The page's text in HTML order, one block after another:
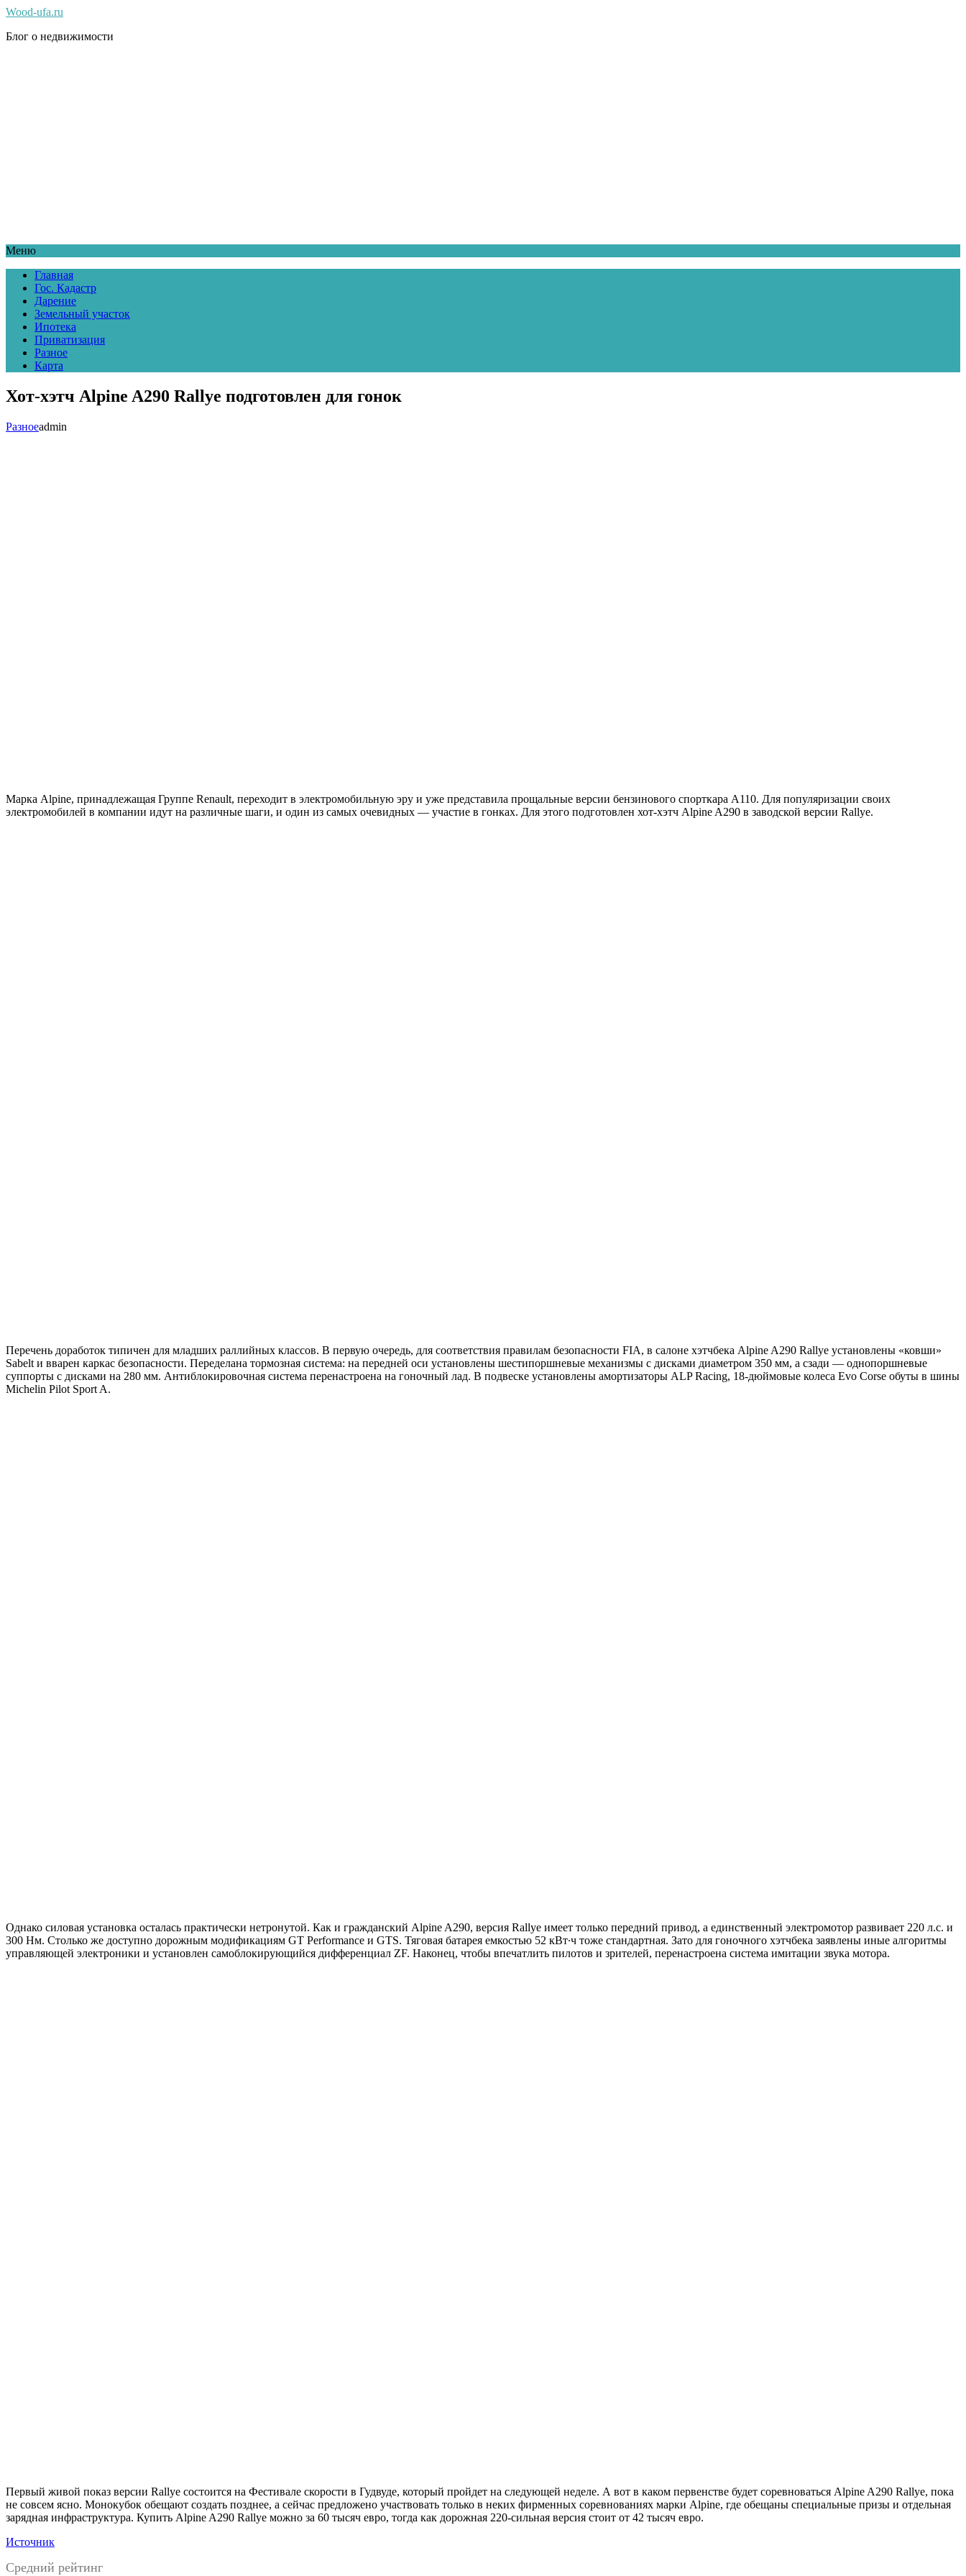
Wood-ufa.ru
Блог о недвижимости
Меню
Главная
Гос. Кадастр
Дарение
Земельный участок
Ипотека
Приватизация
Разное
Карта
Хот-хэтч Alpine A290 Rallye подготовлен для гонок
Разноеadmin
Марка Alpine, принадлежащая Группе Renault, переходит в электромобильную эру и уже представила прощальные версии бензинового спорткара A110. Для популяризации своих
электромобилей в компании идут на различные шаги, и один из самых очевидных — участие в гонках. Для этого подготовлен хот-хэтч Alpine A290 в заводской версии Rallye.
Перечень доработок типичен для младших раллийных классов. В первую очередь, для соответствия правилам безопасности FIA, в салоне хэтчбека Alpine A290 Rallye установлены «ковши»
Sabelt и вварен каркас безопасности. Переделана тормозная система: на передней оси установлены шестипоршневые механизмы с дисками диаметром 350 мм, а сзади — однопоршневые
суппорты с дисками на 280 мм. Антиблокировочная система перенастроена на гоночный лад. В подвеске установлены амортизаторы ALP Racing, 18-дюймовые колеса Evo Corse обуты в шины
Michelin Pilot Sport A.
Однако силовая установка осталась практически нетронутой. Как и гражданский Alpine A290, версия Rallye имеет только передний привод, а единственный электромотор развивает 220 л.с. и
300 Нм. Cтолько же доступно дорожным модификациям GT Performance и GTS. Тяговая батарея емкостью 52 кВт∙ч тоже стандартная. Зато для гоночного хэтчбека заявлены иные алгоритмы
управляющей электроники и установлен самоблокирующийся дифференциал ZF. Наконец, чтобы впечатлить пилотов и зрителей, перенастроена система имитации звука мотора.
Первый живой показ версии Rallye состоится на Фестивале скорости в Гудвуде, который пройдет на следующей неделе. А вот в каком первенстве будет соревноваться Alpine A290 Rallye, пока
не совсем ясно. Монокубок обещают создать позднее, а сейчас предложено участвовать только в неких фирменных соревнованиях марки Alpine, где обещаны специальные призы и отдельная
зарядная инфраструктура. Купить Alpine A290 Rallye можно за 60 тысяч евро, тогда как дорожная 220-сильная версия стоит от 42 тысяч евро.
Источник
Средний рейтинг